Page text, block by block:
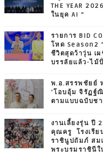
THE YEAR
ในยุค AI ”
รายการ BID
โหด Season2
ชีวิตสุดว้าวุ่น เ
บรรลัยแล้ว-ไม้
พ.อ.สรรพชัยย์
‘โอบอุ้ม จิรัฏฐ์
ตามแบบฉบับช
งานเลี้ยงรุ่น ปี
คุณครู โรงเรีย
ราชินูปถัมภ์ สม
พระบรมราชินีใ